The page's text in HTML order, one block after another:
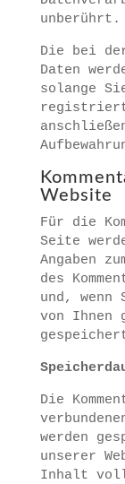
unberührt.
Die bei
Daten
solange
registriert
Website
Für die
Seite
Angaben
des
und, wenn
von Ihnen
Die
werden
unserer
Inhalt